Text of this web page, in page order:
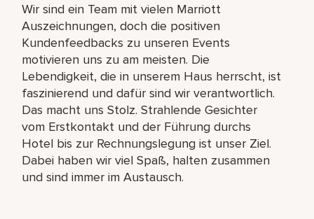
Wir sind ein Team mit vielen Marriott
Auszeichnungen, doch die positiven
Kundenfeedbacks zu unseren Events
motivieren uns zu am meisten. Die
Lebendigkeit, die in unserem Haus herrscht, ist
faszinierend und dafür sind wir verantwortlich.
Das macht uns Stolz. Strahlende Gesichter
vom Erstkontakt und der Führung durchs
Hotel bis zur Rechnungslegung ist unser Ziel.
Dabei haben wir viel Spaß, halten zusammen
und sind immer im Austausch.